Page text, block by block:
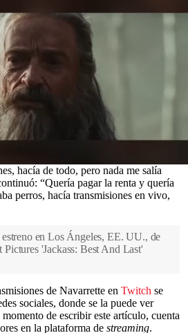
gracias a su papel revelación como
Obsesión, pero la
a hacer transmisiones de
perros entre un trabajo de actuación
el sitio web
Complex
etapa de su vida posterior al rodaje de
año y medio sin conseguir ningún papel
hacía de todo, pero nada me salía
“Quería pagar la renta y quería
perros, hacía transmisiones en vivo,
en Los Ángeles, EE. UU., de
'Jackass: Best And Last'
de Navarrette en Twitch se
sociales, donde se la puede ver
momento de escribir este artículo, cuenta
en la plataforma de streaming.